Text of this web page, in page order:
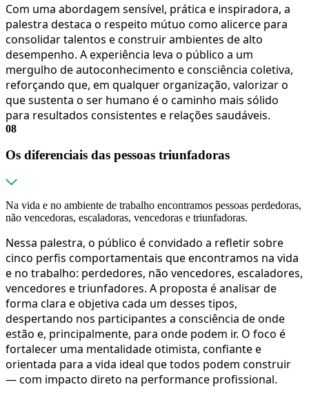
Com uma abordagem sensível, prática e inspiradora, a
palestra destaca o respeito mútuo como alicerce para
consolidar talentos e construir ambientes de alto
desempenho. A experiência leva o público a um
mergulho de autoconhecimento e consciência coletiva,
reforçando que, em qualquer organização, valorizar o
que sustenta o ser humano é o caminho mais sólido
para resultados consistentes e relações saudáveis.
08
Os diferenciais das pessoas triunfadoras
Na vida e no ambiente de trabalho encontramos pessoas perdedoras,
não vencedoras, escaladoras, vencedoras e triunfadoras.
Nessa palestra, o público é convidado a refletir sobre
cinco perfis comportamentais que encontramos na vida
e no trabalho: perdedores, não vencedores, escaladores,
vencedores e triunfadores. A proposta é analisar de
forma clara e objetiva cada um desses tipos,
despertando nos participantes a consciência de onde
estão e, principalmente, para onde podem ir. O foco é
fortalecer uma mentalidade otimista, confiante e
orientada para a vida ideal que todos podem construir
— com impacto direto na performance profissional.